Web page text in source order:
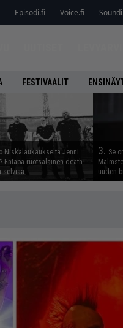
Episodi.fi Voice.fi
FESTIVAALIT
Niskalaukaukselta Jenni
Entäpä ruotsalainen death
selviää
3. Se
uuden